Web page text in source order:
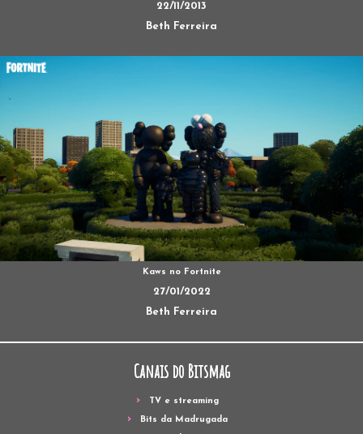
22/11/2013
Beth Ferreira
Kaws no Fortnite
27/01/2022
Beth Ferreira
Canais do Bitsmag
TV e streaming
Bits da Madrugada